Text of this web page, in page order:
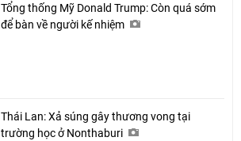
Tổng thống Mỹ Donald Trump: Còn quá sớm
để bàn về người kế nhiệm
Thái Lan: Xả súng gây thương vong tại
trường học ở Nonthaburi